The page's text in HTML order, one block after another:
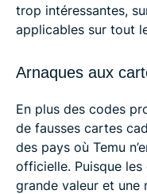
trop intéressantes,
applicables sur tout
Arnaques aux
En plus des codes
de fausses cartes
des pays où Temu
officielle. Puisque
grande valeur et une